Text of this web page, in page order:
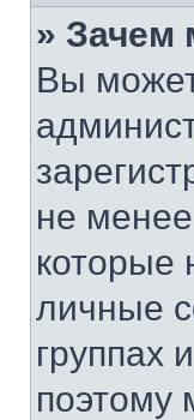
» Зачем
Вы
не
которые
личные
группах
поэтому